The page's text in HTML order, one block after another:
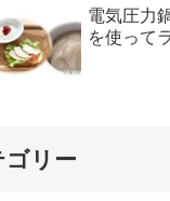
理｜黒豆
電気圧力
を使って
ゴリー